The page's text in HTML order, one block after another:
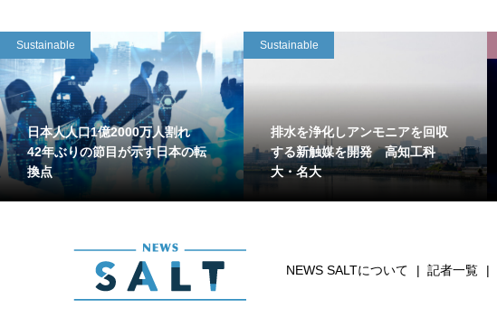
Sustainable
日本人人口1億2000万人割れ
42年ぶりの節目が示す日本の転
換点
Sustainable
排水を浄化しアンモニアを回収
する新触媒を開発 高知工科
大・名大
NEWS SALTについて 記者一覧